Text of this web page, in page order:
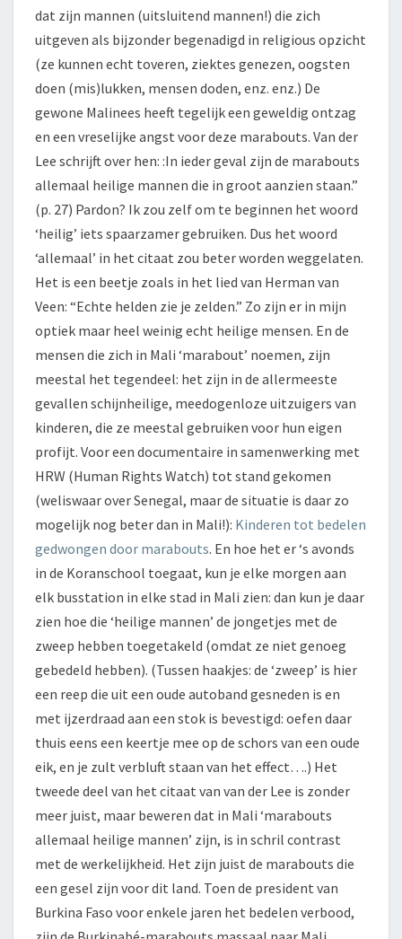
dat zijn mannen (uitsluitend mannen!) die zich
uitgeven als bijzonder begenadigd in religious opzicht
(ze kunnen echt toveren, ziektes genezen, oogsten
doen (mis)lukken, mensen doden, enz. enz.) De
gewone Malinees heeft tegelijk een geweldig ontzag
en een vreselijke angst voor deze marabouts. Van der
Lee schrijft over hen: :In ieder geval zijn de marabouts
allemaal heilige mannen die in groot aanzien staan.”
(p. 27) Pardon? Ik zou zelf om te beginnen het woord
‘heilig’ iets spaarzamer gebruiken. Dus het woord
‘allemaal’ in het citaat zou beter worden weggelaten.
Het is een beetje zoals in het lied van Herman van
Veen: “Echte helden zie je zelden.” Zo zijn er in mijn
optiek maar heel weinig echt heilige mensen. En de
mensen die zich in Mali ‘marabout’ noemen, zijn
meestal het tegendeel: het zijn in de allermeeste
gevallen schijnheilige, meedogenloze uitzuigers van
kinderen, die ze meestal gebruiken voor hun eigen
profijt. Voor een documentaire in samenwerking met
HRW (Human Rights Watch) tot stand gekomen
(weliswaar over Senegal, maar de situatie is daar zo
mogelijk nog beter dan in Mali!): Kinderen tot bedelen
gedwongen door marabouts. En hoe het er ‘s avonds
in de Koranschool toegaat, kun je elke morgen aan
elk busstation in elke stad in Mali zien: dan kun je daar
zien hoe die ‘heilige mannen’ de jongetjes met de
zweep hebben toegetakeld (omdat ze niet genoeg
gebedeld hebben). (Tussen haakjes: de ‘zweep’ is hier
een reep die uit een oude autoband gesneden is en
met ijzerdraad aan een stok is bevestigd: oefen daar
thuis eens een keertje mee op de schors van een oude
eik, en je zult verbluft staan van het effect….) Het
tweede deel van het citaat van van der Lee is zonder
meer juist, maar beweren dat in Mali ‘marabouts
allemaal heilige mannen’ zijn, is in schril contrast
met de werkelijkheid. Het zijn juist de marabouts die
een gesel zijn voor dit land. Toen de president van
Burkina Faso voor enkele jaren het bedelen verbood,